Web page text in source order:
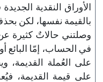
الأوراق النقدية
بالقيمة نفسها، لكن
وصلتني حالاتٌ كثيرة
في الحساب، إمّا
على العُملة القديمة،
على قيمة القديمة،